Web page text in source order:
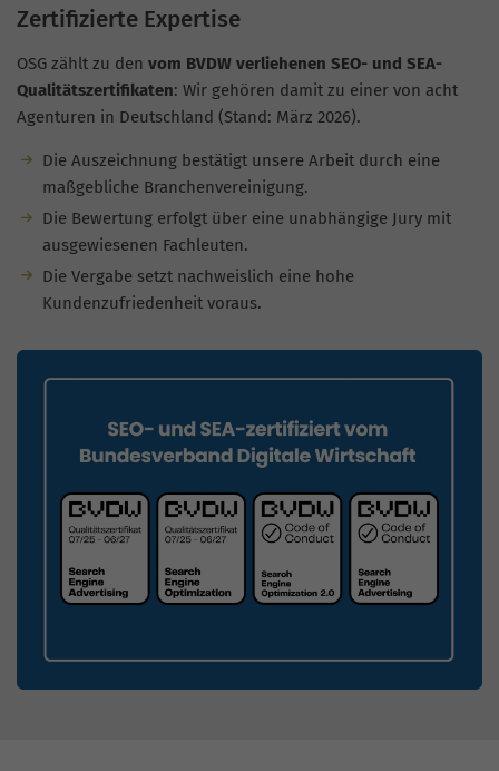
Zertifizierte Expertise
OSG zählt zu den vom BVDW verliehenen SEO- und SEA-
Qualitätszertifikaten: Wir gehören damit zu einer von acht
Agenturen in Deutschland (Stand: März 2026).
Die Auszeichnung bestätigt unsere Arbeit durch eine
maßgebliche Branchenvereinigung.
Die Bewertung erfolgt über eine unabhängige Jury mit
ausgewiesenen Fachleuten.
Die Vergabe setzt nachweislich eine hohe
Kundenzufriedenheit voraus.